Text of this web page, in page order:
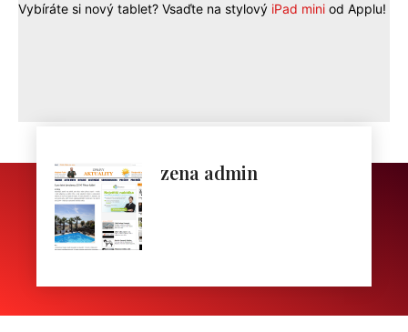
Vybíráte si nový tablet? Vsaďte na stylový iPad mini od Applu!
zena admin